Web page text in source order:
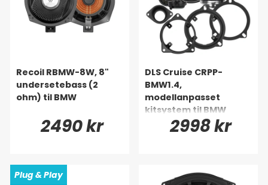
Recoil RBMW-8W, 8"
undersetebass (2
ohm) til BMW
2490 kr
DLS Cruise CRPP-
BMW1.4,
modellanpasset
kitsystem til BMW
2998 kr
Plug & Play